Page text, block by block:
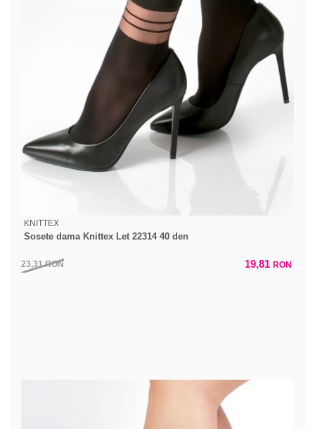
KNITTEX
Sosete dama Knittex Let 22314 40 den
23,31RON 19,81 RON